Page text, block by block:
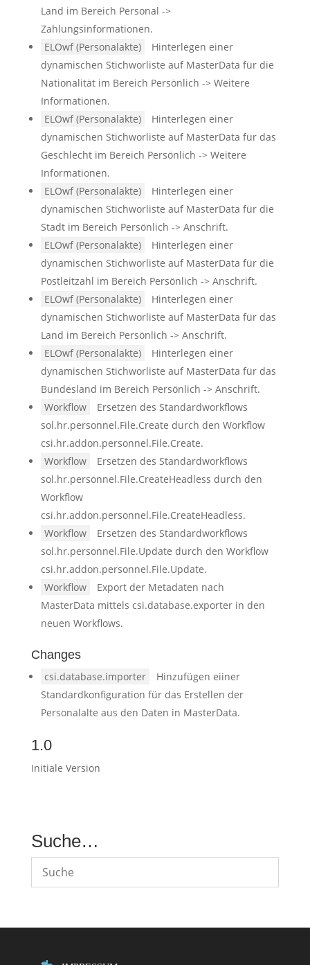
Land im Bereich Personal ->
Zahlungsinformationen.
ELOwf (Personalakte)
Hinterlegen einer
dynamischen Stichworliste auf MasterData für die
Nationalität im Bereich Persönlich -> Weitere
Informationen.
ELOwf (Personalakte)
Hinterlegen einer
dynamischen Stichworliste auf MasterData für das
Geschlecht im Bereich Persönlich -> Weitere
Informationen.
ELOwf (Personalakte)
Hinterlegen einer
dynamischen Stichworliste auf MasterData für die
Stadt im Bereich Persönlich -> Anschrift.
ELOwf (Personalakte)
Hinterlegen einer
dynamischen Stichworliste auf MasterData für die
Postleitzahl im Bereich Persönlich -> Anschrift.
ELOwf (Personalakte)
Hinterlegen einer
dynamischen Stichworliste auf MasterData für das
Land im Bereich Persönlich -> Anschrift.
ELOwf (Personalakte)
Hinterlegen einer
dynamischen Stichworliste auf MasterData für das
Bundesland im Bereich Persönlich -> Anschrift.
Workflow
Ersetzen des Standardworkflows
sol.hr.personnel.File.Create durch den Workflow
csi.hr.addon.personnel.File.Create.
Workflow
Ersetzen des Standardworkflows
sol.hr.personnel.File.CreateHeadless durch den
Workflow
csi.hr.addon.personnel.File.CreateHeadless.
Workflow
Ersetzen des Standardworkflows
sol.hr.personnel.File.Update durch den Workflow
csi.hr.addon.personnel.File.Update.
Workflow
Export der Metadaten nach
MasterData mittels csi.database.exporter in den
neuen Workflows.
Changes
csi.database.importer
Hinzufügen eiiner
Standardkonfiguration für das Erstellen der
Personalalte aus den Daten in MasterData.
1.0
Initiale Version
Suche…